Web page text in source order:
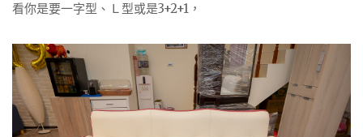
看你是要一字型、Ｌ型或是3+2+1，